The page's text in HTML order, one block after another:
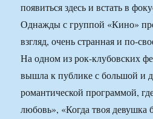
появиться здесь и встать в
Однажды с группой «Кино»
взгляд, очень странная и по-
На одном из рок-клубовских
вышла к публике с большой и
романтической программой,
любовь», «Когда твоя девушка